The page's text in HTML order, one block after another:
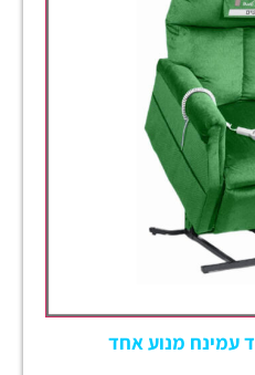
עמינח מנוע אחד